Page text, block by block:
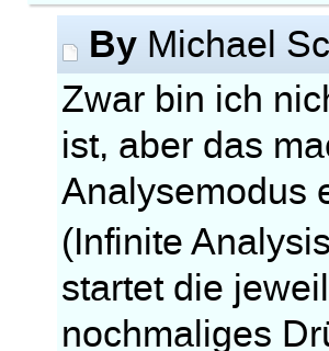
By Michael
Zwar bin ich
ist, aber das
Analysemodus
(Infinite
startet die
nochmaliges